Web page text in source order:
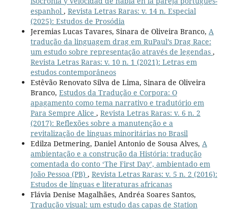
espanhol , Revista Letras Raras: v. 14 n. Especial
(2025): Estudos de Prosódia
Jeremias Lucas Tavares, Sinara de Oliveira Branco, A
tradução da linguagem drag em RuPaul’s Drag Race:
um estudo sobre representação através de legendas ,
Revista Letras Raras: v. 10 n. 1 (2021): Letras em
estudos contemporâneos
Estêvão Renovato Silva de Lima, Sinara de Oliveira
Branco, Estudos da Tradução e Corpora: O
apagamento como tema narrativo e tradutório em
Para Sempre Alice , Revista Letras Raras: v. 6 n. 2
(2017): Reflexões sobre a manutenção e a
revitalização de línguas minoritárias no Brasil
Edilza Detmering, Daniel Antonio de Sousa Alves, A
ambientação e a construção da História: tradução
comentada do conto ‘The First Day’, ambientado em
João Pessoa (PB) , Revista Letras Raras: v. 5 n. 2 (2016):
Estudos de línguas e literaturas africanas
Flávia Denise Magalhães, Andréa Soares Santos,
Tradução visual: um estudo das capas de Station